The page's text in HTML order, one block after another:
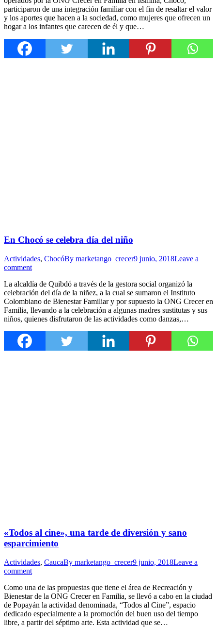
participaron de una integración familiar con el fin de resaltar el valor
y los aportes que hacen a la sociedad, como mujeres que ofrecen un
hogar a los infantes que carecen de él y que…
En Chocó se celebra día del niño
Actividades, ChocóBy marketango_crecer9 junio, 2018Leave a
comment
La alcaldía de Quibdó a través de la gestora social organizó la
celebración del día de la niñez, a la cual se sumaron el Instituto
Colombiano de Bienestar Familiar y por supuesto la ONG Crecer en
Familia, llevando a la celebración a algunas madres sustitutas y sus
niños, quienes disfrutaron de las actividades como danzas,…
«Todos al cine», una tarde de diversión y sano
esparcimiento
Actividades, CaucaBy marketango_crecer9 junio, 2018Leave a
comment
Como una de las propuestas que tiene el área de Recreación y
Bienestar de la ONG Crecer en Familia, se llevó a cabo en la ciudad
de Popayán la actividad denominada, “Todos al Cine”, espacio
dedicado especialmente a la promoción del buen uso del tiempo
libre, a partir del séptimo arte. Esta actividad que se…